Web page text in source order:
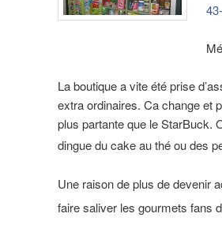
La boutique a vite été prise
extra ordinaires. Ca change et
plus partante que le StarBuck.
dingue du cake au thé ou des
Une raison de plus de devenir
faire saliver les gourmets fans